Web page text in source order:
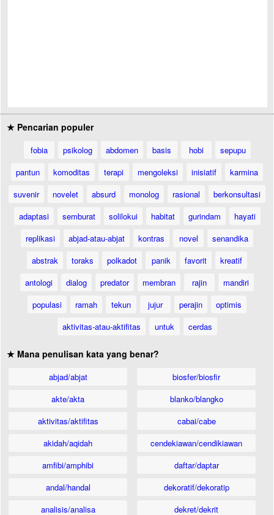
★ Pencarian populer
fobia psikolog abdomen basis hobi
sepupu
pantun
komoditas terapi mengoleksi inisiatif
karmina
suvenir
novelet absurd monolog rasional
berkonsultasi
adaptasi
semburat solilokui habitat gurindam
hayati
replikasi
abjad-atau-abjat kontras novel
senandika
abstrak
toraks polkadot panik favorit
kreatif
antologi
dialog predator membran rajin
mandiri
populasi
ramah tekun jujur perajin
optimis
aktivitas-atau-aktifitas
untuk cerdas
★ Mana penulisan kata yang benar?
abjad/abjat
akte/akta
aktivitas/aktifitas
akidah/aqidah
amfibi/amphibi
andal/handal
analisis/analisa
biosfer/biosfir
blanko/blangko
cabai/cabe
cendekiawan/cendikiawan
daftar/daptar
dekoratif/dekoratip
dekret/dekrit